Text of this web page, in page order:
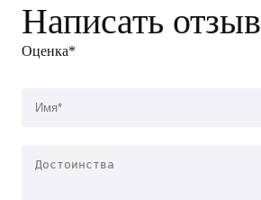
Написать отзыв
Оценка*